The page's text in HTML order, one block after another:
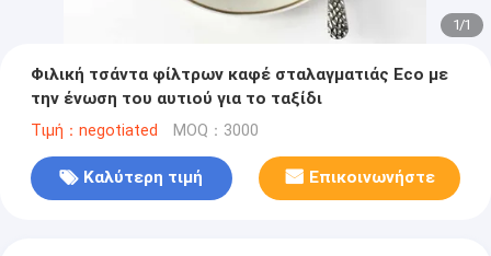
1/1
Φιλική τσάντα φίλτρων καφέ σταλαγματιάς Eco με
την ένωση του αυτιού για το ταξίδι
Τιμή：negotiated MOQ：3000
Καλύτερη τιμή Επικοινωνήστε